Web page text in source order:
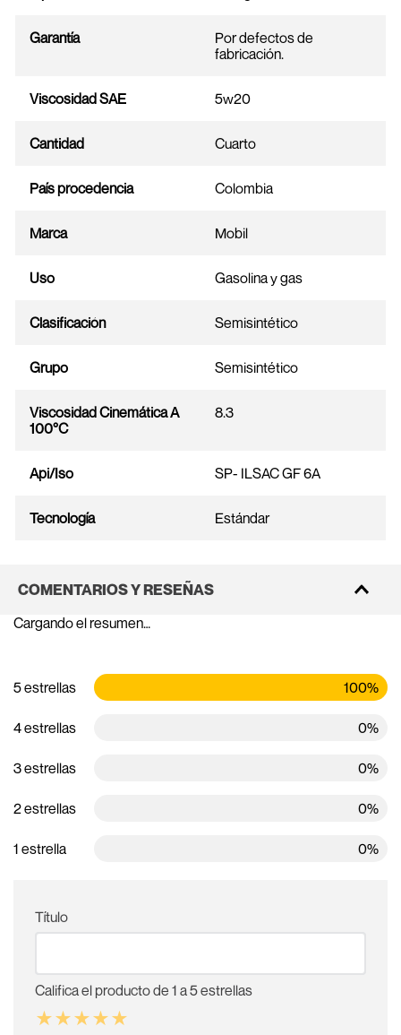
Garantía
Por defectos de
fabricación.
Viscosidad SAE 5w20
Cantidad Cuarto
País procedencia Colombia
Marca Mobil
Uso Gasolina y gas
Clasificación Semisintético
Grupo Semisintético
Viscosidad Cinemática A
100°C
8.3
Api/Iso SP- ILSAC GF 6A
Tecnología Estándar
COMENTARIOS Y RESEÑAS
Cargando el resumen…
5 estrellas 100%
4 estrellas 0%
3 estrellas 0%
2 estrellas 0%
1 estrella 0%
Título
Califica el producto de 1 a 5 estrellas
★★★★★